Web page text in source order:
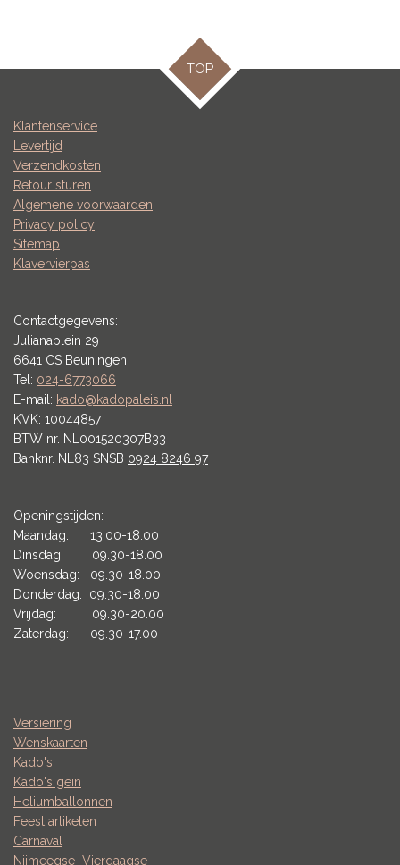
TOP
Klantenservice
Levertijd
Verzendkosten
Retour sturen
Algemene voorwaarden
Privacy policy
Sitemap
Klavervierpas
Contactgegevens:
Julianaplein 29
6641 CS Beuningen
Tel: 024-6773066
E-mail: kado@kadopaleis.nl
KVK: 10044857
BTW nr. NL001520307B33
Banknr. NL83 SNSB 0924 8246 97
Openingstijden:
Maandag: 13.00-18.00
Dinsdag: 09.30-18.00
Woensdag: 09.30-18.00
Donderdag: 09.30-18.00
Vrijdag: 09.30-20.00
Zaterdag: 09.30-17.00
Versiering
Wenskaarten
Kado's
Kado's gein
Heliumballonnen
Feest artikelen
Carnaval
Nijmeegse Vierdaagse